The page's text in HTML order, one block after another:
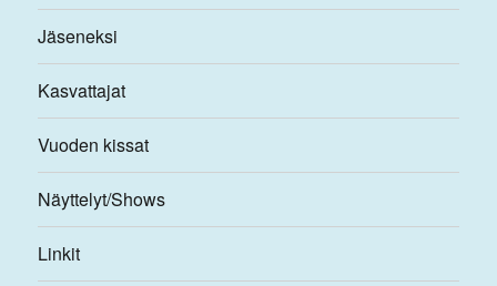
Jäseneksi
Kasvattajat
Vuoden kissat
Näyttelyt/Shows
Linkit